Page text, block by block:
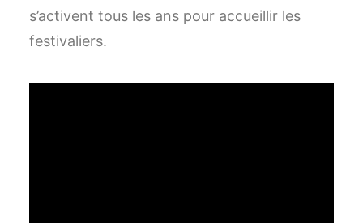
s’activent tous les ans pour accueillir les
festivaliers.